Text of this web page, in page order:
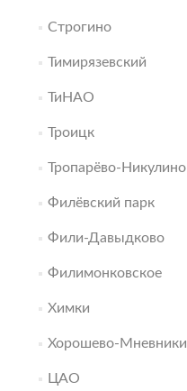
Строгино
Тимирязевский
ТиНАО
Троицк
Тропарёво-Никулино
Филёвский парк
Фили-Давыдково
Филимонковское
Химки
Хорошево-Мневники
ЦАО